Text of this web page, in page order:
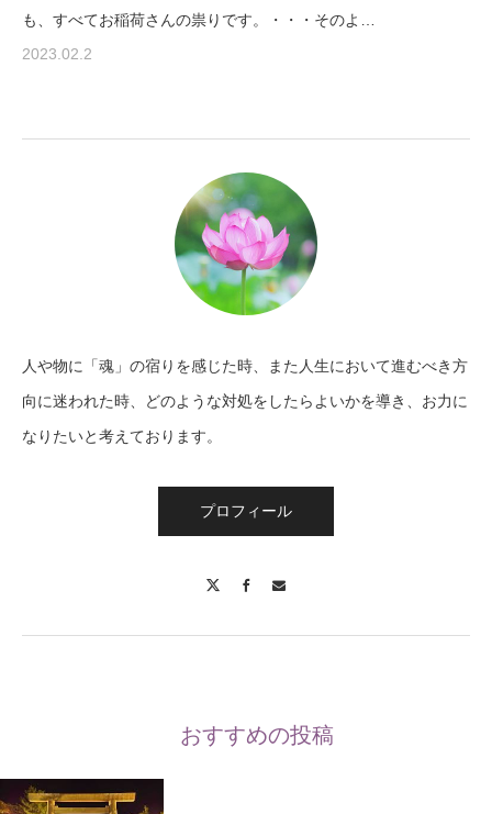
も、すべてお稲荷さんの祟りです。・・・そのよ…
2023.02.2
人や物に「魂」の宿りを感じた時、また人生において進むべき方
向に迷われた時、どのような対処をしたらよいかを導き、お力に
なりたいと考えております。
プロフィール
おすすめの投稿